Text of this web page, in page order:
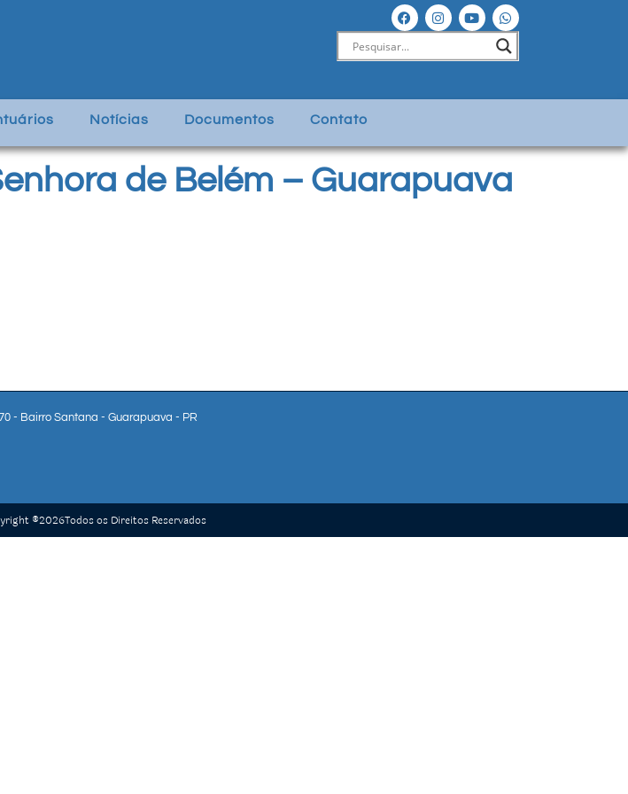
Notícias Documentos Contato
de Belém – Guarapuava
- Bairro Santana - Guarapuava - PR
®2026Todos os Direitos Reservados